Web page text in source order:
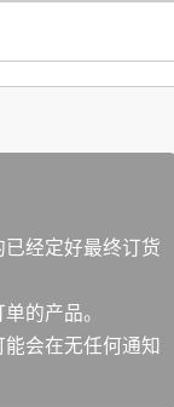
经定好最终订货
的产品。
会在无任何通知